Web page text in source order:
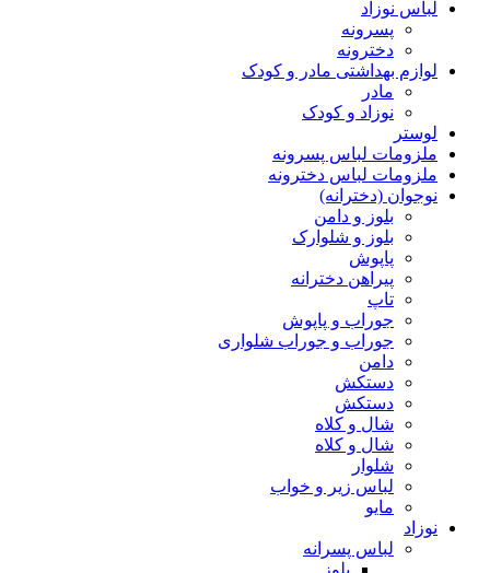
لباس نوزاد
پسرونه
دخترونه
لوازم بهداشتی مادر و کودک
مادر
نوزاد و کودک
لوستر
ملزومات لباس پسرونه
ملزومات لباس دخترونه
نوجوان (دخترانه)
بلوز و دامن
بلوز و شلوارک
پاپوش
پیراهن دخترانه
تاپ
جوراب و پاپوش
جوراب و جوراب شلواری
دامن
دستکش
دستکش
شال و کلاه
شال و کلاه
شلوار
لباس زیر و خواب
مایو
نوزاد
لباس پسرانه
بلوز